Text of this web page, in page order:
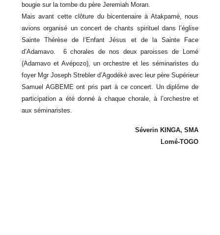
bougie sur la tombe du père Jeremiah Moran.
Mais avant cette clôture du bicentenaire à Atakpamé, nous
avions organisé un concert de chants spirituel dans l’église
Sainte Thérèse de l’Enfant Jésus et de la Sainte Face
d’Adamavo. 6 chorales de nos deux paroisses de Lomé
(Adamavo et Avépozo), un orchestre et les séminaristes du
foyer Mgr Joseph Strebler d’Agodékè avec leur père Supérieur
Samuel AGBEME ont pris part à ce concert. Un diplôme de
participation a été donné à chaque chorale, à l’orchestre et
aux séminaristes.
Séverin KINGA, SMA
Lomé-TOGO